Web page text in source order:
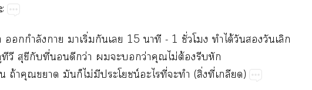
กำลังา าเริ่มกันเ 15 นาที - 1 ชั่วโมง ทำได้วันวันเลิก
วี สุขีกับที่ดีกว่า ะว่าคุณไม่ต้องรีบหัก
ถ้าคุณา มันก็ไม่มีประโยชน์ะไที่ะทำ (สิ่งที่เกลียด)